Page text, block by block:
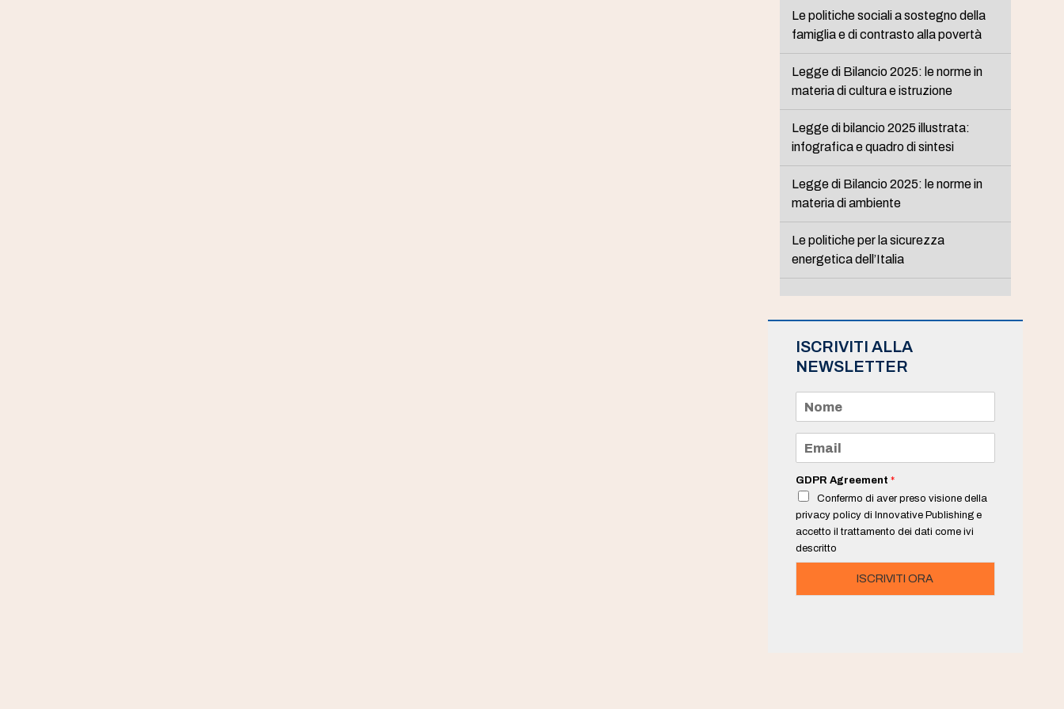
Le politiche sociali a sostegno della
famiglia e di contrasto alla povertà
Legge di Bilancio 2025: le norme in
materia di cultura e istruzione
Legge di bilancio 2025 illustrata:
infografica e quadro di sintesi
Legge di Bilancio 2025: le norme in
materia di ambiente
Le politiche per la sicurezza
energetica dell’Italia
ISCRIVITI ALLA
NEWSLETTER
m
e
a
i
*
GDPR Agreement *
Confermo di aver preso visione della
privacy policy di Innovative Publishing e
accetto il trattamento dei dati come ivi
descritto
ISCRIVITI ORA